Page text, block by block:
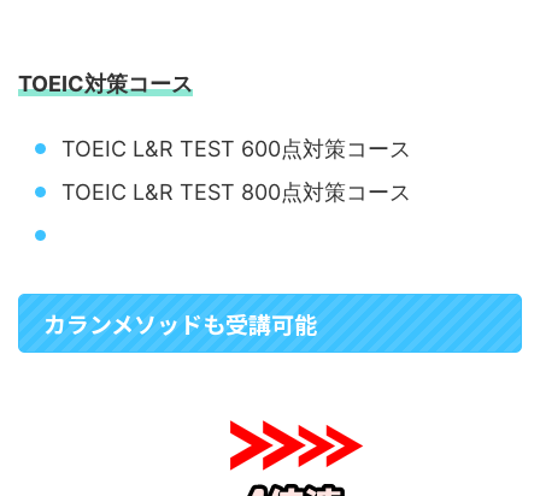
TOEIC対策コース
TOEIC L&R TEST 600点対策コース
TOEIC L&R TEST 800点対策コース
カランメソッドも受講可能